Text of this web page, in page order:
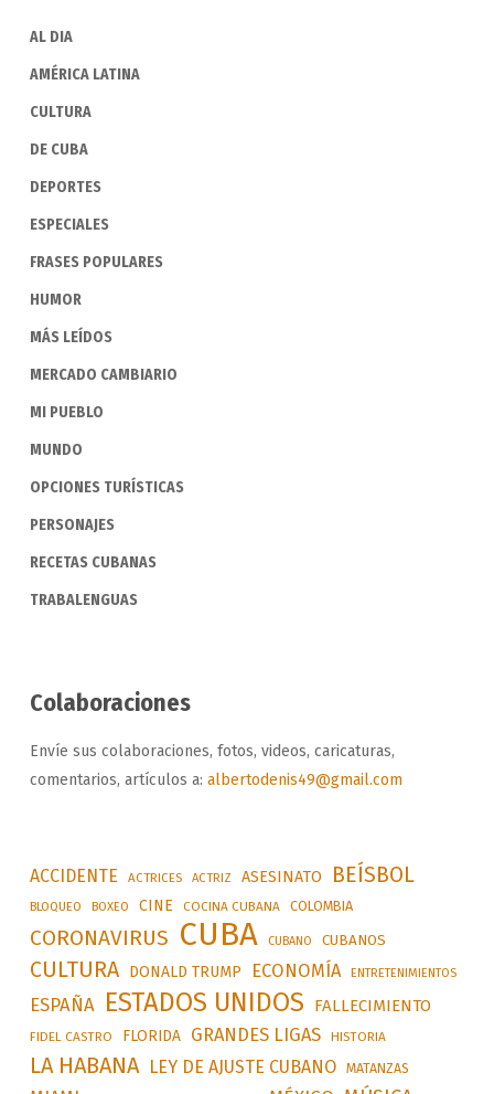
AL DIA
AMÉRICA LATINA
CULTURA
DE CUBA
DEPORTES
ESPECIALES
FRASES POPULARES
HUMOR
MÁS LEÍDOS
MERCADO CAMBIARIO
MI PUEBLO
MUNDO
OPCIONES TURÍSTICAS
PERSONAJES
RECETAS CUBANAS
TRABALENGUAS
Colaboraciones
Envíe sus colaboraciones, fotos, videos, caricaturas,
comentarios, artículos a: albertodenis49@gmail.com
ACCIDENTE ACTRICES ACTRIZ ASESINATO BEÍSBOL
BLOQUEO BOXEO CINE COCINA CUBANA COLOMBIA
CORONAVIRUS CUBA CUBANO CUBANOS
CULTURA DONALD TRUMP ECONOMÍA ENTRETENIMIENTOS
ESPAÑA ESTADOS UNIDOS FALLECIMIENTO
FIDEL CASTRO FLORIDA GRANDES LIGAS HISTORIA
LA HABANA LEY DE AJUSTE CUBANO MATANZAS